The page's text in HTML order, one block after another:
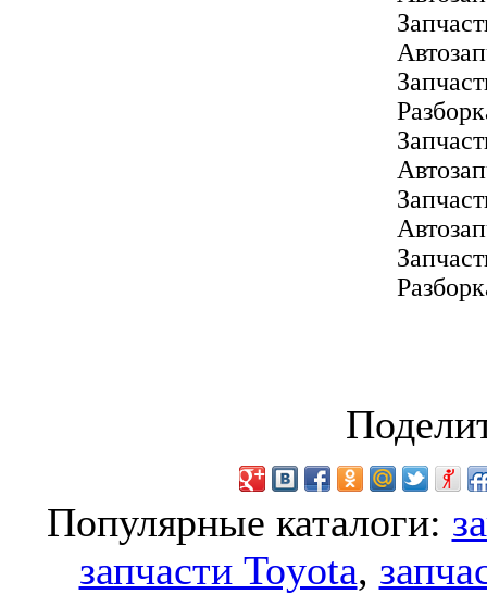
Популярные каталоги:
запчасти Toyota,